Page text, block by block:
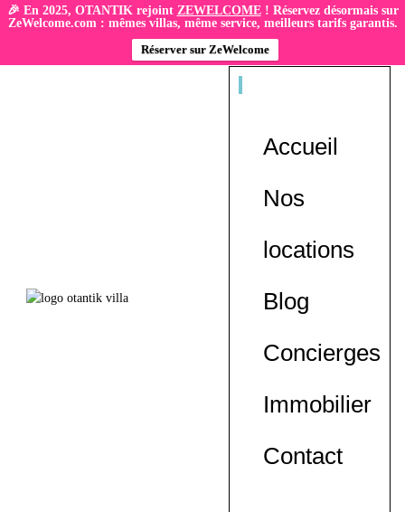
🎉 En 2025, OTANTIK rejoint ZEWELCOME! Réservez désormais sur
ZeWelcome.com : mêmes villas, même service, meilleurs tarifs garantis.
Réserver sur ZeWelcome
Accueil
Nos
locations
Blog
Concierges
Immobilier
Contact